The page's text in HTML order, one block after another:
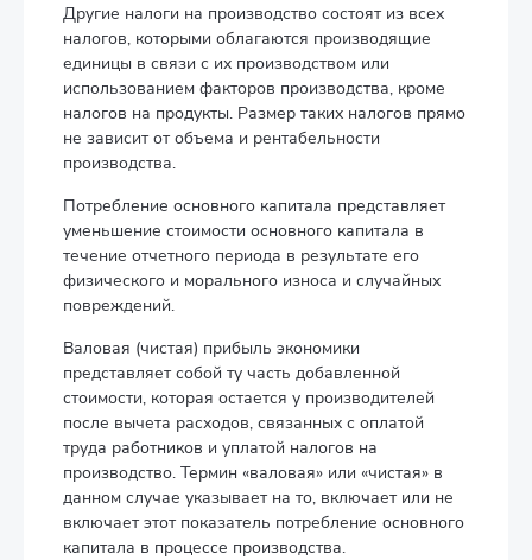
Другие налоги на производство состоят из всех
налогов, которыми облагаются производящие
единицы в связи с их производством или
использованием факторов производства, кроме
налогов на продукты. Размер таких налогов прямо
не зависит от объема и рентабельности
производства.
Потребление основного капитала представляет
уменьшение стоимости основного капитала в
течение отчетного периода в результате его
физического и морального износа и случайных
повреждений.
Валовая (чистая) прибыль экономики
представляет собой ту часть добавленной
стоимости, которая остается у производителей
после вычета расходов, связанных с оплатой
труда работников и уплатой налогов на
производство. Термин «валовая» или «чистая» в
данном случае указывает на то, включает или не
включает этот показатель потребление основного
капитала в процессе производства.